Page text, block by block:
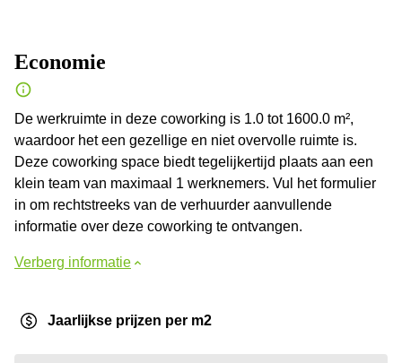
Economie
De werkruimte in deze coworking is 1.0 tot 1600.0 m²,
waardoor het een gezellige en niet overvolle ruimte is.
Deze coworking space biedt tegelijkertijd plaats aan een
klein team van maximaal 1 werknemers. Vul het formulier
in om rechtstreeks van de verhuurder aanvullende
informatie over deze coworking te ontvangen.
Verberg informatie
Jaarlijkse prijzen per m2